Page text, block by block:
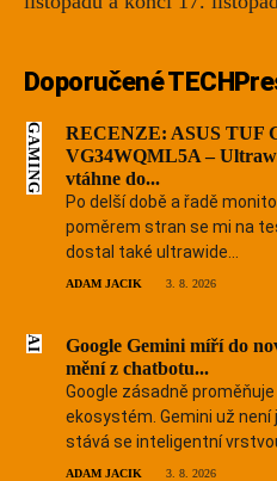
Doporučené
GAMING
RECENZE: ASUS TUF
VG34WQML5A –
vtáhne do...
Po delší době a řadě
poměrem stran se mi na
dostal také ultrawide...
ADAM JACIK 3. 8. 2026
AI
Google Gemini míří do
mění z chatbotu...
Google zásadně proměňuje
ekosystém. Gemini už
stává se inteligentní
ADAM JACIK 3. 8. 2026